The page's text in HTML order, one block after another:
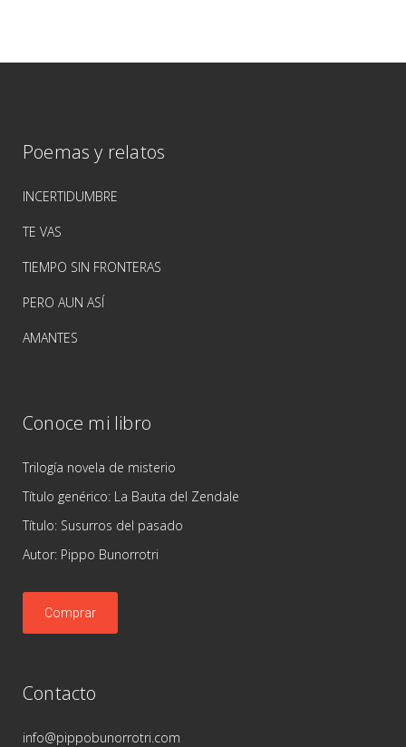
Poemas y relatos
INCERTIDUMBRE
TE VAS
TIEMPO SIN FRONTERAS
PERO AUN ASÍ
AMANTES
Conoce mi libro
Trilogía novela de misterio
Título genérico: La Bauta del Zendale
Título: Susurros del pasado
Autor: Pippo Bunorrotri
Comprar
Contacto
info@pippobunorrotri.com